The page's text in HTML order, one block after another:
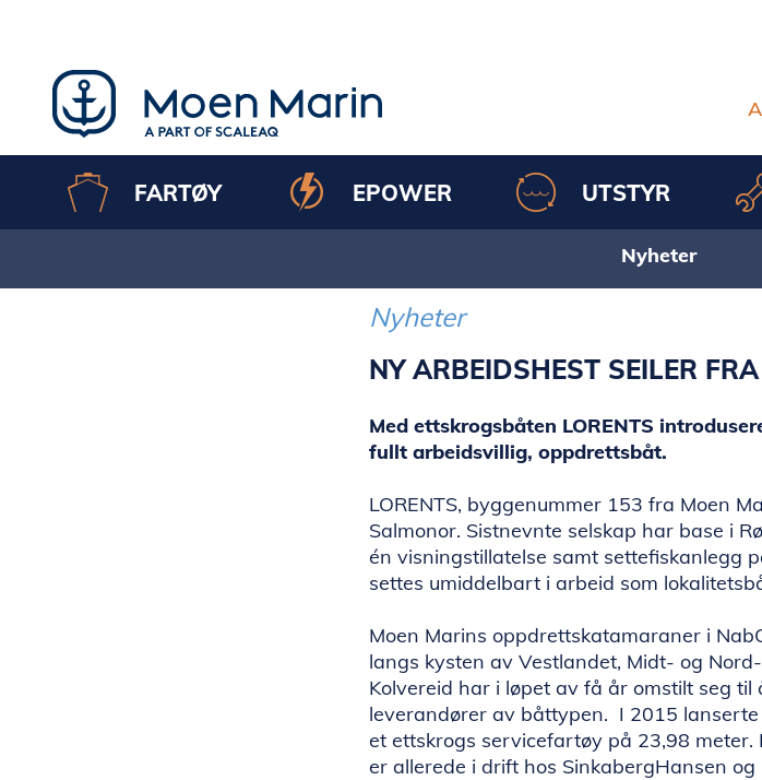
FARTØY EPOWER UTSTYR
Nyheter
Nyheter
NY ARBEIDSHEST SEILER
Med ettskrogsbåten LORENTS
fullt arbeidsvillig, oppdrettsbåt.
LORENTS, byggenummer 153 fra Moen
Salmonor. Sistnevnte selskap har base i
én visningstillatelse samt settefiskanlegg
settes umiddelbart i arbeid som
Moen Marins oppdrettskatamaraner i
langs kysten av Vestlandet, Midt- og
Kolvereid har i løpet av få år omstilt seg
leverandører av båttypen. I 2015
et ettskrogs servicefartøy på 23,98
er allerede i drift hos SinkabergHansen og